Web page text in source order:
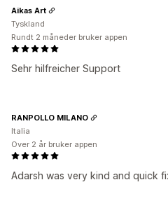
Sehr hilfreicher Support
Aikas Art
Tyskland
Rundt 2 måneder bruker appen
Adarsh was very kind and quick
RANPOLLO MILANO
Italia
Over 2 år bruker appen